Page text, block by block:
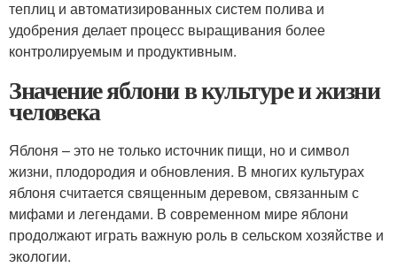
теплиц и автоматизированных систем полива и
удобрения делает процесс выращивания более
контролируемым и продуктивным.
Значение яблони в культуре и жизни
человека
Яблоня – это не только источник пищи, но и символ
жизни, плодородия и обновления. В многих культурах
яблоня считается священным деревом, связанным с
мифами и легендами. В современном мире яблони
продолжают играть важную роль в сельском хозяйстве и
экологии.